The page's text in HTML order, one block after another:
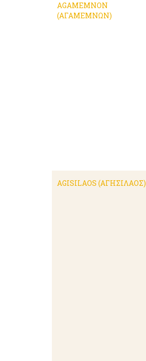
AGAMEMNON
(ΑΓΑΜΕΜΝΩΝ)
AGISILAOS (ΑΓΗΣΙΛΑΟΣ)